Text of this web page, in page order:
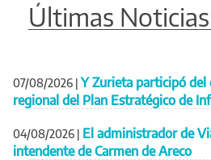
Últimas Noticias
07/08/2026 | Y Zurieta participó
regional del Plan Estratégico de
04/08/2026 | El administrador de
intendente de Carmen de Areco